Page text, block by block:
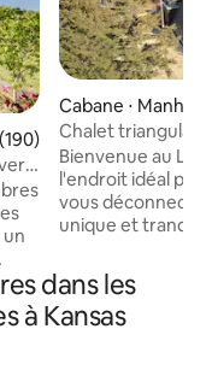
moyenne sur la
i-70
Cabane ⋅
Chalet
de jeux, animaux
Bienvenue au
l'endroit idéal
vous
unique et
électrique
temps à
plein air. Que
dans les
à Kansas